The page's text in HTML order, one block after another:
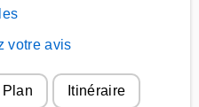
votre avis
Plan Itinéraire